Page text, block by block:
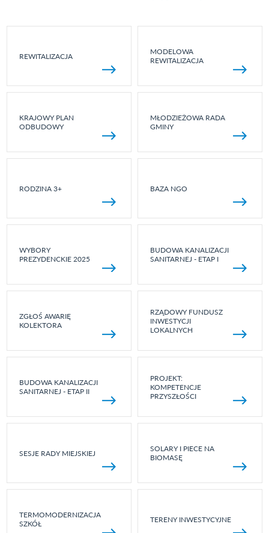
REWITALIZACJA
MODELOWA
REWITALIZACJA
KRAJOWY PLAN
ODBUDOWY
MŁODZIEŻOWA RADA
GMINY
RODZINA 3+ BAZA NGO
WYBORY
PREZYDENCKIE 2025
BUDOWA KANALIZACJI
SANITARNEJ - ETAP I
ZGŁOŚ AWARIĘ
KOLEKTORA
RZĄDOWY FUNDUSZ
INWESTYCJI
LOKALNYCH
BUDOWA KANALIZACJI
SANITARNEJ - ETAP II
PROJEKT:
KOMPETENCJE
PRZYSZŁOŚCI
SESJE RADY MIEJSKIEJ
SOLARY I PIECE NA
BIOMASĘ
TERMOMODERNIZACJA
SZKÓŁ
TERENY INWESTYCYJNE